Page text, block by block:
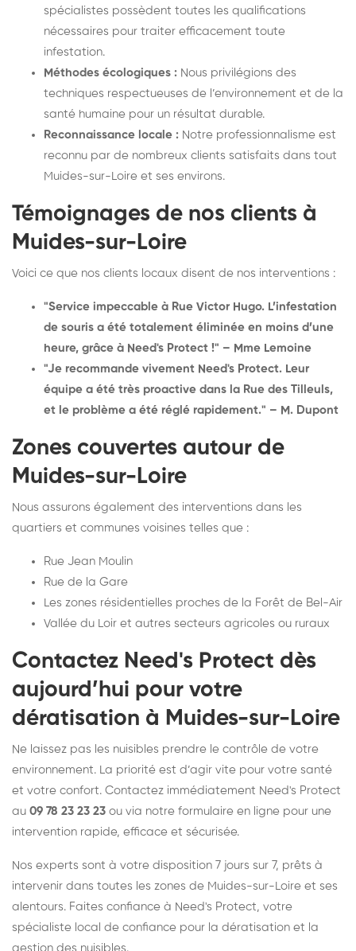
spécialistes possèdent toutes les qualifications
nécessaires pour traiter efficacement toute
infestation.
Méthodes écologiques : Nous privilégions des
techniques respectueuses de l’environnement et de la
santé humaine pour un résultat durable.
Reconnaissance locale : Notre professionnalisme est
reconnu par de nombreux clients satisfaits dans tout
Muides-sur-Loire et ses environs.
Témoignages de nos clients à
Muides-sur-Loire
Voici ce que nos clients locaux disent de nos interventions :
"Service impeccable à Rue Victor Hugo. L’infestation
de souris a été totalement éliminée en moins d’une
heure, grâce à Need's Protect !" – Mme Lemoine
"Je recommande vivement Need's Protect. Leur
équipe a été très proactive dans la Rue des Tilleuls,
et le problème a été réglé rapidement." – M. Dupont
Zones couvertes autour de
Muides-sur-Loire
Nous assurons également des interventions dans les
quartiers et communes voisines telles que :
Rue Jean Moulin
Rue de la Gare
Les zones résidentielles proches de la Forêt de Bel-Air
Vallée du Loir et autres secteurs agricoles ou ruraux
Contactez Need's Protect dès
aujourd’hui pour votre
dératisation à Muides-sur-Loire
Ne laissez pas les nuisibles prendre le contrôle de votre
environnement. La priorité est d’agir vite pour votre santé
et votre confort. Contactez immédiatement Need's Protect
au 09 78 23 23 23 ou via notre formulaire en ligne pour une
intervention rapide, efficace et sécurisée.
Nos experts sont à votre disposition 7 jours sur 7, prêts à
intervenir dans toutes les zones de Muides-sur-Loire et ses
alentours. Faites confiance à Need's Protect, votre
spécialiste local de confiance pour la dératisation et la
gestion des nuisibles.